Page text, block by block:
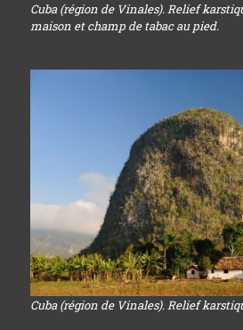
Cuba (région de Vinales). Relief
maison et champ de tabac au pied.
Cuba (région de Vinales). Relief